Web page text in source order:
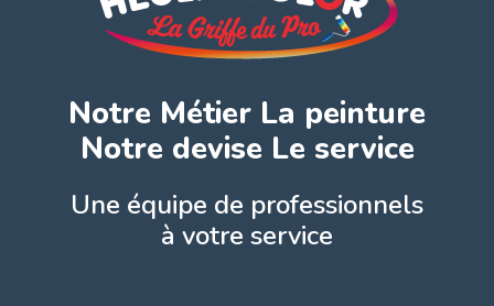
Notre Métier La peinture
Notre devise Le service
Une équipe de professionnels
à votre service